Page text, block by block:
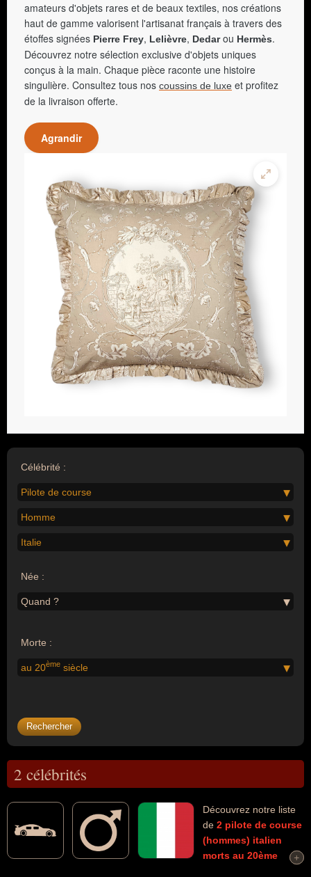
amateurs d'objets rares et de beaux textiles, nos créations
haut de gamme valorisent l'artisanat français à travers des
étoffes signées Pierre Frey, Lelièvre, Dedarou Hermès.
Découvrez notre sélection exclusive d'objets uniques
conçus à la main. Chaque pièce raconte une histoire
singulière. Consultez tous nos coussins de luxe et profitez
de la livraison offerte.
Agrandir
Célébrité :
Pilote de course
Homme
Italie
Née :
Quand ?
Morte :
au 20ème siècle
2 célébrités
Découvrez notre liste
de 2 pilote de course
(hommes) italien
morts au 20ème
+
+